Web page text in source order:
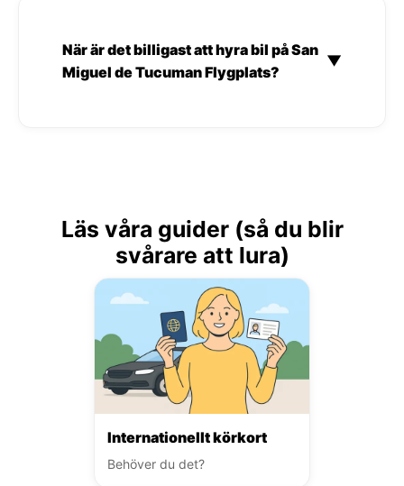
När är det billigast att hyra bil på San
Miguel de Tucuman Flygplats?
▼
Läs våra guider (så du blir
svårare att lura)
Internationellt körkort
Behöver du det?